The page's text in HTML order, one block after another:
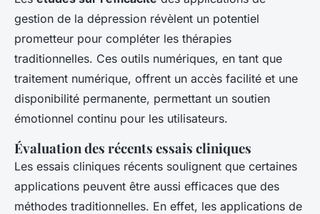
gestion de la dépression révèlent un potentiel
prometteur pour compléter les thérapies
traditionnelles. Ces outils numériques, en tant que
traitement numérique, offrent un accès facilité et une
disponibilité permanente, permettant un soutien
émotionnel continu pour les utilisateurs.
Évaluation des récents essais cliniques
Les essais cliniques récents soulignent que certaines
applications peuvent être aussi efficaces que des
méthodes traditionnelles. En effet, les applications de